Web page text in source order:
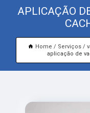
APLICAÇÃO
Home Serviços
aplicação de